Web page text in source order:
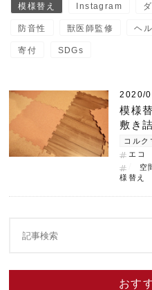
模様替え Instagram
防音性 獣医師監修 ヘ
寄付 SDGs
2020/
模様
敷き
コルク
エコ
空
様替え
おす